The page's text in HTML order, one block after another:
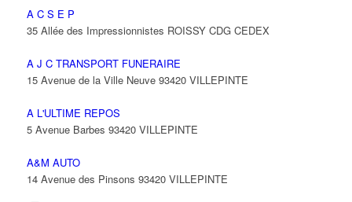
A C S E P
35 Allée des Impressionnistes ROISSY CDG CEDEX
A J C TRANSPORT FUNERAIRE
15 Avenue de la Ville Neuve 93420 VILLEPINTE
A L'ULTIME REPOS
5 Avenue Barbes 93420 VILLEPINTE
A&M AUTO
14 Avenue des Pinsons 93420 VILLEPINTE